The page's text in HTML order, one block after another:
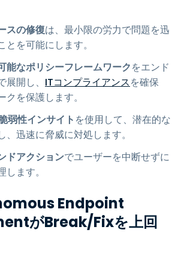
スの修復は、最小限の労力で問題を迅
を可能にします。
能なポリシーフレームワークをエンド
開し、 ITコンプライアンスを確保
クを保護します。
弱性インサイト を使用して、潜在的な
、迅速に脅威に対処します。
ドアクションでユーザーを中断せずに
ます。
Endpoint
がBreak/Fixを上回